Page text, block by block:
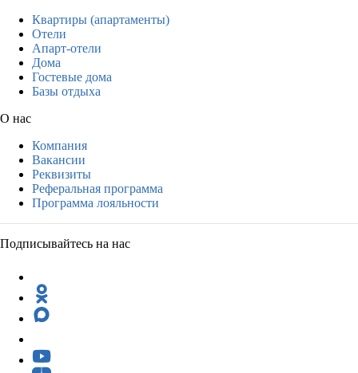
Квартиры (апартаменты)
Отели
Апарт-отели
Дома
Гостевые дома
Базы отдыха
О нас
Компания
Вакансии
Реквизиты
Реферальная программа
Программа лояльности
Подписывайтесь на нас